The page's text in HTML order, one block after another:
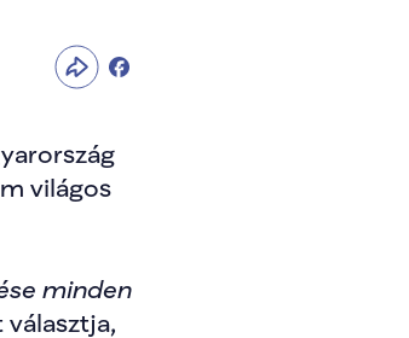
világos
minden
választja,